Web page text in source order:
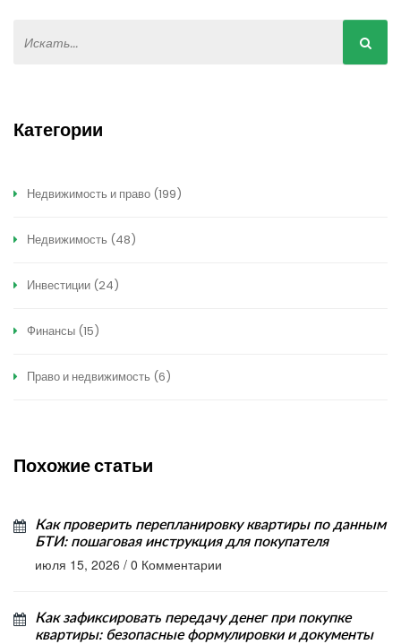
Категории
Недвижимость и право (199)
Недвижимость (48)
Инвестиции (24)
Финансы (15)
Право и недвижимость (6)
Похожие статьи
Как проверить перепланировку квартиры по данным
БТИ: пошаговая инструкция для покупателя
июля 15, 2026 / 0 Комментарии
Как зафиксировать передачу денег при покупке
квартиры: безопасные формулировки и документы